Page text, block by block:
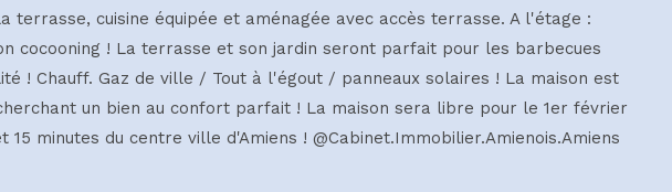
cuisine équipée et aménagée avec accès terrasse. A l'étage :
cocooning ! La terrasse et son jardin seront parfait pour les barbecues
! Chauff. Gaz de ville / Tout à l'égout / panneaux solaires ! La maison est
un bien au confort parfait ! La maison sera libre pour le 1er février
minutes du centre ville d'Amiens ! @Cabinet.Immobilier.Amienois.Amiens